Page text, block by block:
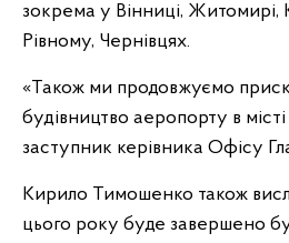
зокрема у Вінниці, Житомирі,
Рівному, Чернівцях.
«Також ми продовжуємо
будівництво аеропорту в
заступник керівника Офісу
Кирило Тимошенко також
цього року буде завершено